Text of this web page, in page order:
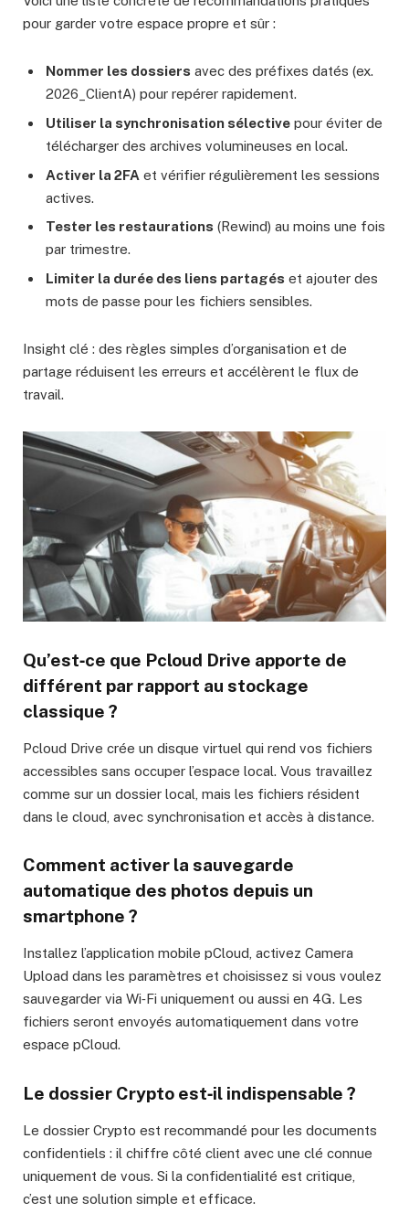
pour garder votre espace propre et sûr :
Nommer les dossiers avec des préfixes datés (ex.
2026_ClientA) pour repérer rapidement.
Utiliser la synchronisation sélective pour éviter de
télécharger des archives volumineuses en local.
Activer la 2FA et vérifier régulièrement les sessions
actives.
Tester les restaurations (Rewind) au moins une fois
par trimestre.
Limiter la durée des liens partagés et ajouter des
mots de passe pour les fichiers sensibles.
Insight clé : des règles simples d’organisation et de
partage réduisent les erreurs et accélèrent le flux de
travail.
Qu’est‑ce que Pcloud Drive apporte de
différent par rapport au stockage
classique ?
Pcloud Drive crée un disque virtuel qui rend vos fichiers
accessibles sans occuper l’espace local. Vous travaillez
comme sur un dossier local, mais les fichiers résident
dans le cloud, avec synchronisation et accès à distance.
Comment activer la sauvegarde
automatique des photos depuis un
smartphone ?
Installez l’application mobile pCloud, activez Camera
Upload dans les paramètres et choisissez si vous voulez
sauvegarder via Wi‑Fi uniquement ou aussi en 4G. Les
fichiers seront envoyés automatiquement dans votre
espace pCloud.
Le dossier Crypto est‑il indispensable ?
Le dossier Crypto est recommandé pour les documents
confidentiels : il chiffre côté client avec une clé connue
uniquement de vous. Si la confidentialité est critique,
c’est une solution simple et efficace.